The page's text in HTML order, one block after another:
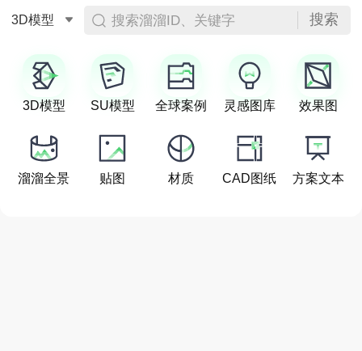
3D模型 搜索溜溜ID、关键字 搜索
3D模型 SU模型 全球案例 灵感图库 效果图
溜溜全景 贴图 材质 CAD图纸 方案文本